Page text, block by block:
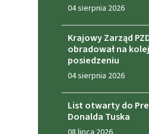
04 sierpnia 2026
Krajowy Zarząd
obradował na
posiedzeniu
04 sierpnia 2026
List otwarty do
Donalda Tuska